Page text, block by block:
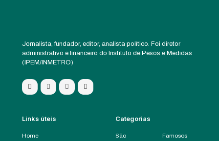
Jornalista, fundador, editor, analista político. Foi diretor
administrativo e financeiro do Instituto de Pesos e Medidas
(IPEM/INMETRO)
Links úteis
Home
Categorias
São
Famosos